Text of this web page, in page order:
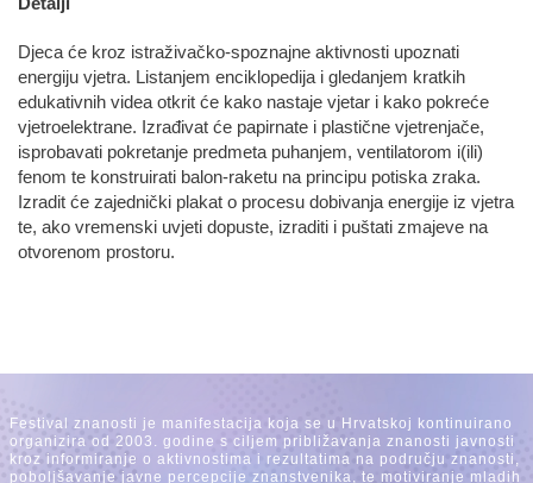
Djeca će kroz istraživačko-spoznajne aktivnosti upoznati
energiju vjetra. Listanjem enciklopedija i gledanjem kratkih
edukativnih videa otkrit će kako nastaje vjetar i kako pokreće
vjetroelektrane. Izrađivat će papirnate i plastične vjetrenjače,
isprobavati pokretanje predmeta puhanjem, ventilatorom i(ili)
fenom te konstruirati balon-raketu na principu potiska zraka.
Izradit će zajednički plakat o procesu dobivanja energije iz vjetra
te, ako vremenski uvjeti dopuste, izraditi i puštati zmajeve na
otvorenom prostoru.
Festival znanosti je manifestacija koja se u Hrvatskoj kontinuirano
organizira od 2003. godine s ciljem približavanja znanosti javnosti
kroz informiranje o aktivnostima i rezultatima na području znanosti,
poboljšavanje javne percepcije znanstvenika, te motiviranje mladih